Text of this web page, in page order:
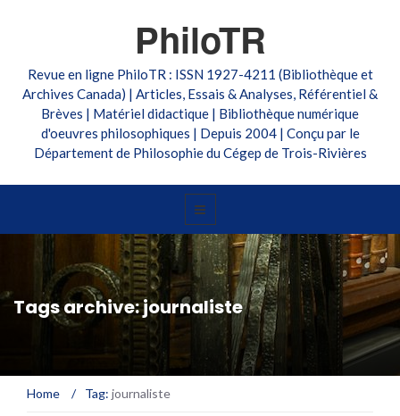
PhiloTR
Revue en ligne PhiloTR : ISSN 1927-4211 (Bibliothèque et
Archives Canada) | Articles, Essais & Analyses, Référentiel &
Brèves | Matériel didactique | Bibliothèque numérique
d'oeuvres philosophiques | Depuis 2004 | Conçu par le
Département de Philosophie du Cégep de Trois-Rivières
Tags archive: journaliste
Home / Tag: journaliste